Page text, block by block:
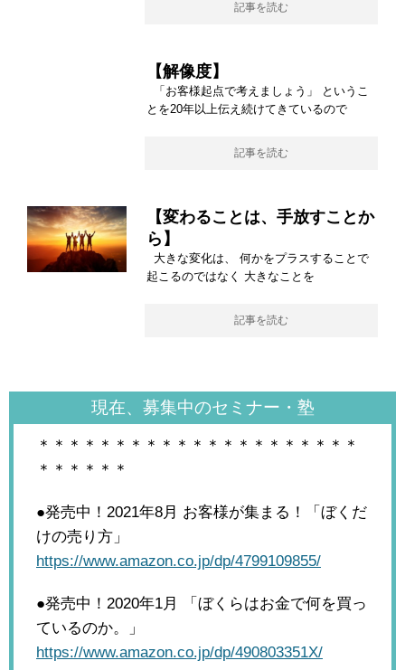
記事を読む
【解像度】
「お客様起点で考えましょう」 というこ
とを20年以上伝え続けてきているので
記事を読む
【変わることは、手放すことか
ら】
大きな変化は、 何かをプラスすることで
起こるのではなく 大きなことを
記事を読む
現在、募集中のセミナー・塾
＊＊＊＊＊＊＊＊＊＊＊＊＊＊＊＊＊＊＊＊＊
＊＊＊＊＊＊
●発売中！2021年8月 お客様が集まる！「ぼくだ
けの売り方」
https://www.amazon.co.jp/dp/4799109855/
●発売中！2020年1月
「ぼくらはお金で何を買っ
ているのか。」
https://www.amazon.co.jp/dp/490803351X/